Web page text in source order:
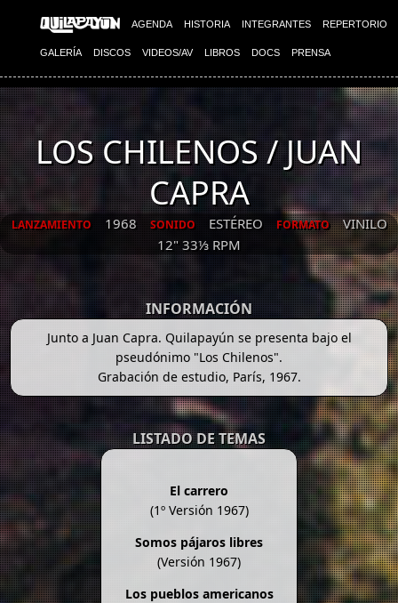
AGENDA HISTORIA INTEGRANTES REPERTORIO
GALERÍA DISCOS VIDEOS/AV LIBROS DOCS PRENSA
LOS CHILENOS / JUAN
CAPRA
LANZAMIENTO 1968 SONIDO ESTÉREO FORMATO
VINILO
12" 33⅓ RPM
INFORMACIÓN
Junto a Juan Capra. Quilapayún se presenta bajo el
pseudónimo "Los Chilenos".
Grabación de estudio, París, 1967.
LISTADO DE TEMAS
El carrero
(1º Versión 1967)
Somos pájaros libres
(Versión 1967)
Los pueblos americanos